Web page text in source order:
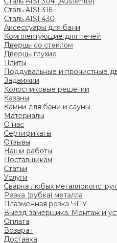
Сталь AISI 316
Сталь AISI 430
Аксессуары для бани
Комплектующие для печей
Дверцы со стеклом
Дверцы глухие
Плиты
Поддувальные и прочистные
Задвижки
Колосниковые решетки
Казаны
Камни для бани и сауны
Материалы
О нас
Сертификаты
Отзывы
Наши работы
Поставщикам
Статьи
Услуги
Сварка любых
Резка (рубка) металла
Плазменная резка ЧПУ
Выезд замерщика. Монтаж и
Оплата
Возврат
Доставка